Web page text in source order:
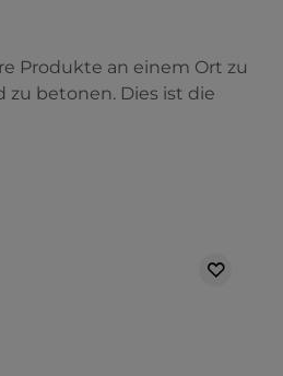
Produkte an einem Ort zu
zu betonen. Dies ist die